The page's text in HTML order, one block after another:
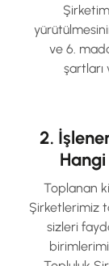
ve 6.
şartları
2.
Toplanan
Şirketlerimiz
sizleri